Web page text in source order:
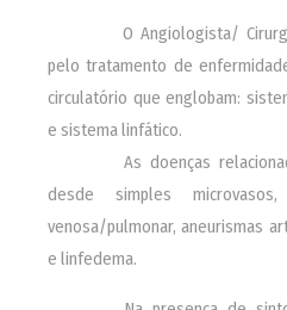
O Angiologista/
pelo tratamento de
circulatório que englobam:
e sistema linfático.
As doenças
desde simples
venosa/pulmonar, aneurismas
e linfedema.